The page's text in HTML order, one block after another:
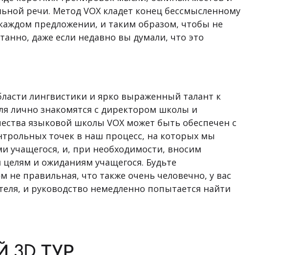
речи. Метод VOX кладет конец бессмысленному
предложении, и таким образом, чтобы не
даже если недавно вы думали, что это
лингвистики и ярко выраженный талант к
лично знакомятся с директором школы и
языковой школы VOX может быть обеспечен с
точек в наш процесс, на которых мы
учащегося, и, при необходимости, вносим
целям и ожиданиям учащегося. Будьте
правильная, что также очень человечно, у вас
и руководство немедленно попытается найти
3D ТУР